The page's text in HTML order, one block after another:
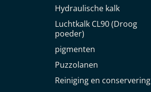
Hydraulische kalk
Luchtkalk CL90 (Droog
poeder)
pigmenten
Puzzolanen
Reiniging en conservering